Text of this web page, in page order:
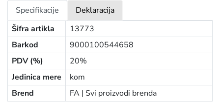
Specifikacije
Deklaracija
Šifra artikla
13773
Barkod
9000100544658
PDV (%)
20%
Jedinica mere
kom
Brend
FA | Svi proizvodi brenda